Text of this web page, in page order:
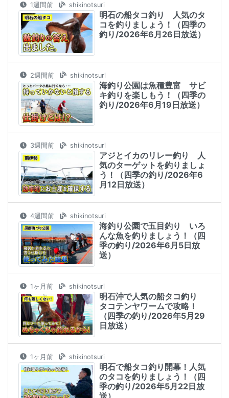
1週間前 shikinotsuri
明石の船タコ釣り 人気のタ
コを釣りましょう！（四季の
釣り/2026年6月26日放送）
2週間前 shikinotsuri
海釣り公園は魚種豊富 サビ
キ釣りを楽しもう！（四季の
釣り/2026年6月19日放送）
3週間前 shikinotsuri
アジとイカのリレー釣り 人
気のターゲットを釣りましょ
う！（四季の釣り/2026年6
月12日放送）
4週間前 shikinotsuri
海釣り公園で五目釣り いろ
んな魚を釣りましょう！（四
季の釣り/2026年6月5日放
送）
1ヶ月前 shikinotsuri
明石沖で人気の船タコ釣り
タコテンヤワームで攻略！
（四季の釣り/2026年5月29
日放送）
1ヶ月前 shikinotsuri
明石で船タコ釣り開幕！人気
のタコを釣りましょう！（四
季の釣り/2026年5月22日放
送）